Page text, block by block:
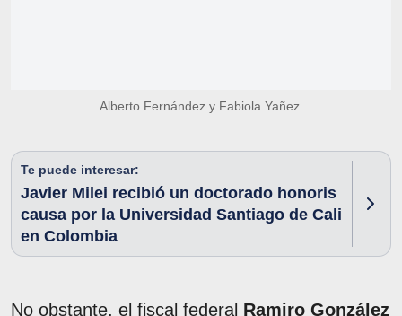
Alberto Fernández y Fabiola Yañez.
Te puede interesar:
Javier Milei recibió un doctorado honoris
causa por la Universidad Santiago de Cali
en Colombia
No obstante, el fiscal federal Ramiro González